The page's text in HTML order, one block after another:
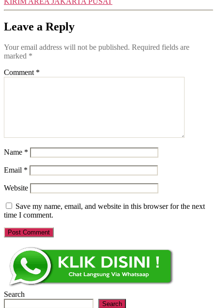
Leave a Reply
Your email address will not be published. Required fields are
marked *
Comment *
Name *
Email *
Website
Save my name, email, and website in this browser for the next
time I comment.
Search
Search